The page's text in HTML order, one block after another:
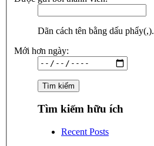
Dãn cách tên bằng dấu phẩy(,).
Mới hơn ngày:
Tìm kiếm hữu ích
Recent Posts